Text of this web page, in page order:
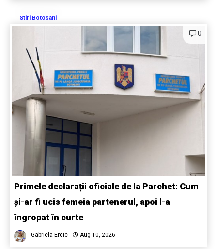
Stiri Botosani
0
Primele declarații oficiale de la Parchet: Cum
și-ar fi ucis femeia partenerul, apoi l-a
îngropat în curte
Gabriela Erdic Aug 10, 2026